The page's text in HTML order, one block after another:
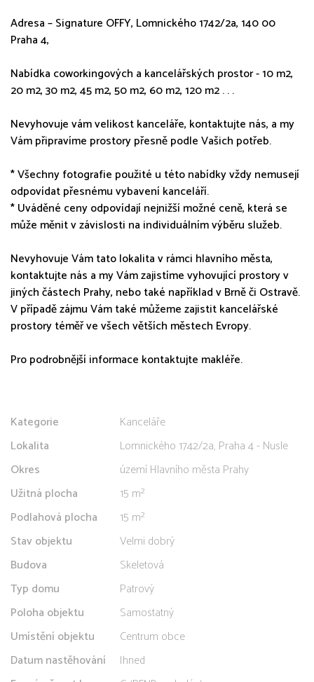
Adresa – Signature OFFY, Lomnického 1742/2a, 140 00
Praha 4,
Nabídka coworkingových a kancelářských prostor - 10 m2,
20 m2, 30 m2, 45 m2, 50 m2, 60 m2, 120 m2 . . .
Nevyhovuje vám velikost kanceláře, kontaktujte nás, a my
Vám připravíme prostory přesně podle Vašich potřeb.
* Všechny fotografie použité u této nabídky vždy nemusejí
odpovídat přesnému vybavení kanceláří.
* Uváděné ceny odpovídají nejnižší možné ceně, která se
může měnit v závislosti na individuálním výběru služeb.
Nevyhovuje Vám tato lokalita v rámci hlavního města,
kontaktujte nás a my Vám zajistíme vyhovující prostory v
jiných částech Prahy, nebo také například v Brně či Ostravě.
V případě zájmu Vám také můžeme zajistit kancelářské
prostory téměř ve všech větších městech Evropy.
Pro podrobnější informace kontaktujte makléře.
Kategorie
Kanceláře
Lokalita
Lomnického 1742/2a, Praha 4 - Nusle
Okres
území Hlavního města Prahy
Užitná plocha
15 m²
Podlahová plocha
15 m²
Stav objektu
Velmi dobrý
Budova
Skeletová
Typ domu
Patrový
Poloha objektu
Samostatný
Umístění objektu
Centrum obce
Datum nastěhování
Ihned